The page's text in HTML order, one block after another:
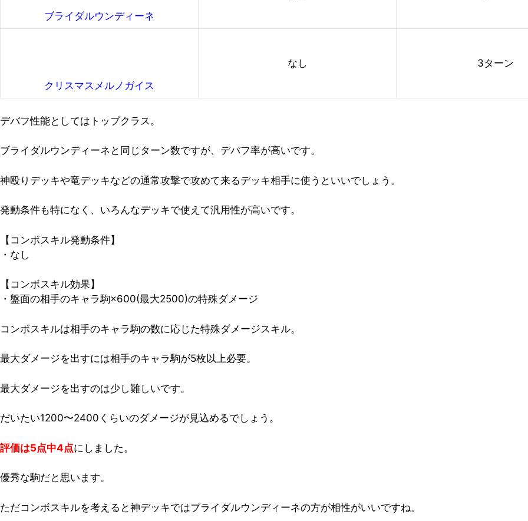
ブライダルウンディーネ
クリスマスメルノガイス
なし 3ターン
デバフ性能としてはトップクラス。
ブライダルウンディーネと同じターン数ですが、デバフ率が高いです。
神殴りデッキや竜デッキなどの通常攻撃で攻めて来るデッキ相手に使うといいでしょう。
発動条件も特になく、いろんなデッキで使えて汎用性が高いです。
【コンボスキル発動条件】
・なし
【コンボスキル効果】
・盤面の相手のキャラ駒×600(最大2500)の特殊ダメージ
コンボスキルは相手のキャラ駒の数に応じた特殊ダメージスキル。
最大ダメージを出すには相手のキャラ駒が5枚以上必要。
最大ダメージを出すのは少し難しいです。
だいたい1200〜2400くらいのダメージが見込めるでしょう。
評価は5点中4点にしました。
優秀な駒だと思います。
ただコンボスキルを考えると神デッキではブライダルウンディーネの方が相性がいいですね。